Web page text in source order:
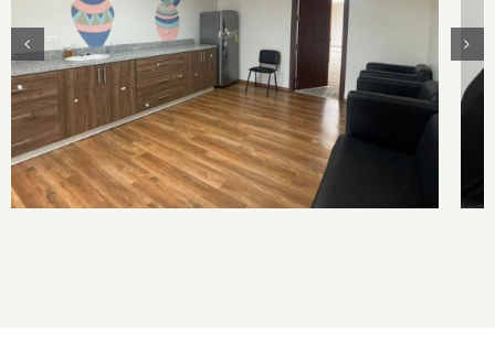
Sala de Lactancia